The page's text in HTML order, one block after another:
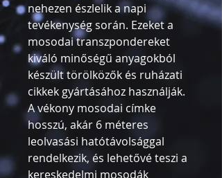
nehezen észlelik a napi
tevékenység során. Ezeket a
mosodai transzpondereket
kiváló minőségű anyagokból
készült törölközők és ruházati
cikkek gyártásához használják.
A vékony mosodai címke
hosszú, akár 6 méteres
leolvasási hatótávolsággal
rendelkezik, és lehetővé teszi a
kereskedelmi mosodák